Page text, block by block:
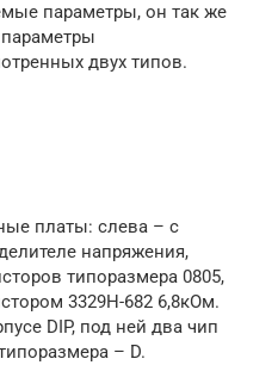
параметры, он так же
двух типов.
платы: слева – с
напряжения,
типоразмера 0805,
3329H-682 6,8кОм.
DIP, под ней два чип
– D.